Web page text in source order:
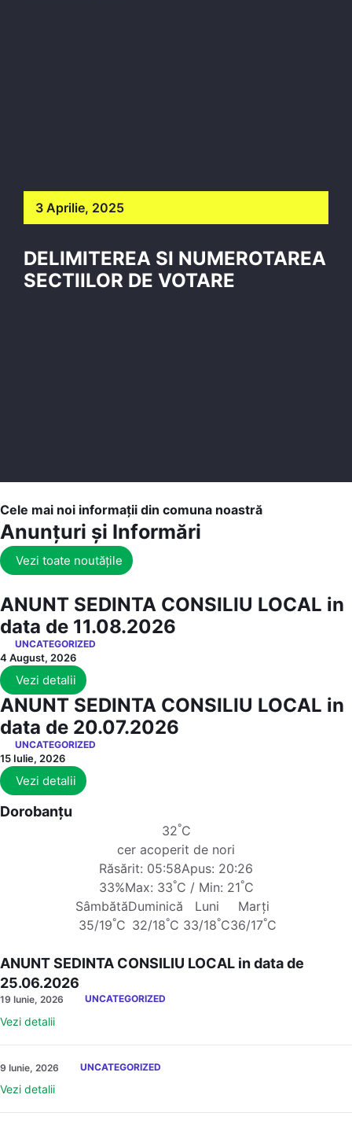
3 Aprilie, 2025
DELIMITEREA SI NUMEROTAREA
SECTIILOR DE VOTARE
Cele mai noi informații din comuna noastră
Anunțuri și Informări
Vezi toate noutățile
ANUNT SEDINTA CONSILIU LOCAL in
data de 11.08.2026
UNCATEGORIZED
4 August, 2026
Vezi detalii
ANUNT SEDINTA CONSILIU LOCAL in
data de 20.07.2026
UNCATEGORIZED
15 Iulie, 2026
Vezi detalii
Dorobanțu
32°C
cer acoperit de nori
Răsărit: 05:58Apus: 20:26
33%Max: 33°C / Min: 21°C
Sâmbătă
35/19°C
Duminică
32/18°C
Luni
33/18°C
Marți
36/17°C
ANUNT SEDINTA CONSILIU LOCAL in data de
25.06.2026
19 Iunie, 2026 UNCATEGORIZED
Vezi detalii
9 Iunie, 2026 UNCATEGORIZED
Vezi detalii